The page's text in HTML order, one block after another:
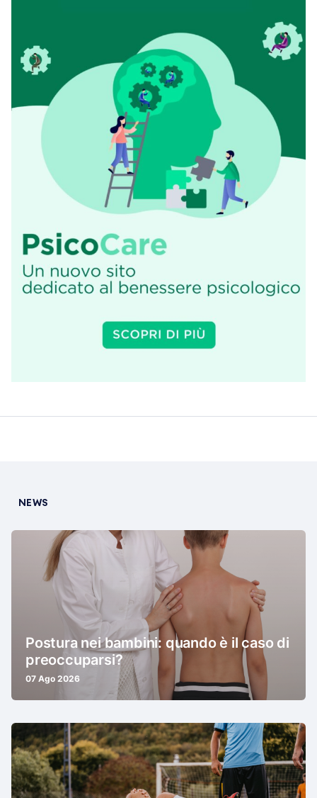
NEWS
Postura nei bambini: quando è il caso di
preoccuparsi?
07 Ago 2026